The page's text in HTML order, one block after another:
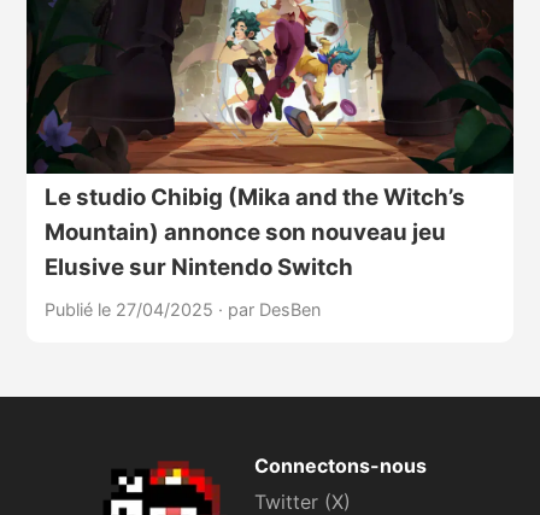
Le studio Chibig (Mika and the Witch’s
Mountain) annonce son nouveau jeu
Elusive sur Nintendo Switch
Publié le 27/04/2025 · par DesBen
Connectons-nous
Twitter (X)